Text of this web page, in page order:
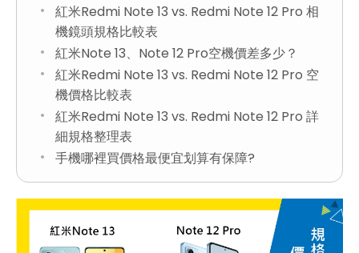
紅米Redmi Note 13 vs. Redmi Note 12 Pro 相
機鏡頭規格比較表
紅米Note 13、Note 12 Pro空機價差多少？
紅米Redmi Note 13 vs. Redmi Note 12 Pro 空
機價格比較表
紅米Redmi Note 13 vs. Redmi Note 12 Pro 詳
細規格整理表
手機哪裡買價格最便宜划算有保障?